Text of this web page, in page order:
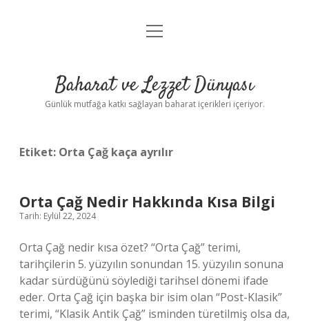
Anasayfa
Yasal Uyarı
menüyü
Baharat ve Lezzet Dünyası
Günlük mutfağa katkı sağlayan baharat içerikleri içeriyor.
Etiket: Orta Çağ kaça ayrılır
Orta Çağ Nedir Hakkında Kısa Bilgi
Tarih: Eylül 22, 2024
Orta Çağ nedir kısa özet? “Orta Çağ” terimi,
tarihçilerin 5. yüzyılın sonundan 15. yüzyılın sonuna
kadar sürdüğünü söylediği tarihsel dönemi ifade
eder. Orta Çağ için başka bir isim olan “Post-Klasik”
terimi, “Klasik Antik Çağ” isminden türetilmiş olsa da,